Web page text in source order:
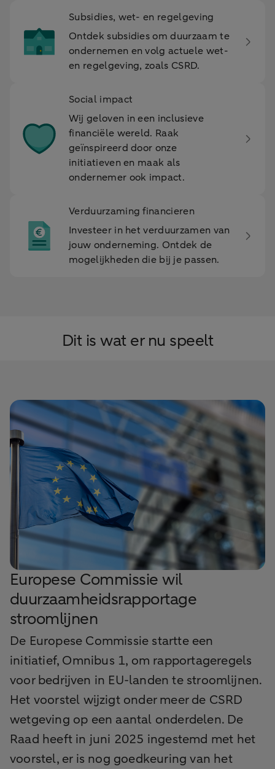
Subsidies, wet- en regelgeving
Ontdek subsidies om duurzaam te
ondernemen en volg actuele wet-
en regelgeving, zoals CSRD.
Social impact
Wij geloven in een inclusieve
financiële wereld. Raak
geïnspireerd door onze
initiatieven en maak als
ondernemer ook impact.
Verduurzaming financieren
Investeer in het verduurzamen van
jouw onderneming. Ontdek de
mogelijkheden die bij je passen.
Dit is wat er nu speelt
Europese Commissie wil
duurzaamheidsrapportage
stroomlijnen
De Europese Commissie startte een
initiatief, Omnibus 1, om rapportageregels
voor bedrijven in EU-landen te stroomlijnen.
Het voorstel wijzigt onder meer de CSRD
wetgeving op een aantal onderdelen. De
Raad heeft in juni 2025 ingestemd met het
voorstel, er is nog goedkeuring van het